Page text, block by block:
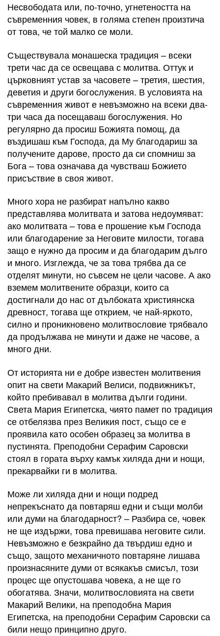
Несвободата или, по-точно, угнетеността на
съвременния човек, в голяма степен произтича
от това, че той малко се моли.
Съществувала монашеска традиция – всеки
трети час да се освещава с молитва. Оттук и
църковният устав за часовете – третия, шестия,
деветия и други богослужения. В условията на
съвременния живот е невъзможно на всеки два-
три часа да посещаваш богослужения. Но
регулярно да просиш Божията помощ, да
въздишаш към Господа, да Му благодариш за
получените дарове, просто да си спомниш за
Бога – това означава да чувстваш Божието
присъствие в своя живот.
Много хора не разбират напълно какво
представлява молитвата и затова недоумяват:
ако молитвата – това е прошение към Господа
или благодарение за Неговите милости, тогава
защо е нужно да просим и да благодарим дълго
и много. Изглежда, че за това трябва да се
отделят минути, но съвсем не цели часове. А ако
вземем молитвените образци, които са
достигнали до нас от дълбоката християнска
древност, тогава ще открием, че най-яркото,
силно и проникновено молитвословие трябвало
да продължава не минути и даже не часове, а
много дни.
От историята ни е добре известен молитвения
опит на свети Макарий Велиси, подвижникът,
който пребивавал в молитва дълги години.
Света Мария Египетска, чиято памет по традиция
се отбелязва през Великия пост, също се е
проявила като особен образец за молитва в
пустинята. Преподобни Серафим Саровски
стоял в гората върху камък хиляда дни и нощи,
прекарвайки ги в молитва.
Може ли хиляда дни и нощи подред
непрекъснато да повтаряш едни и същи молби
или думи на благодарност? – Разбира се, човек
не ще издържи, това превишава неговите сили.
Невъзможно е безкрайно да твърдиш едно и
също, защото механичното повтаряне лишава
произнасяните думи от всякакъв смисъл, този
процес ще опустошава човека, а не ще го
обогатява. Значи, молитвословията на свети
Макарий Велики, на преподобна Мария
Египетска, на преподобни Серафим Саровски са
били нещо принципно друго.